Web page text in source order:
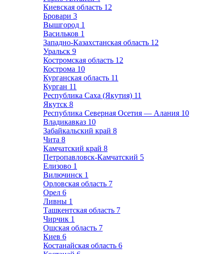
Киевская область 12
Бровари 3
Вышгород 1
Васильков 1
Западно-Казахстанская область 12
Уральск 9
Костромская область 12
Кострома 10
Курганская область 11
Курган 11
Республика Саха (Якутия) 11
Якутск 8
Республика Северная Осетия — Алания 10
Владикавказ 10
Забайкальский край 8
Чита 8
Камчатский край 8
Петропавловск-Камчатский 5
Елизово 1
Вилючинск 1
Орловская область 7
Орел 6
Ливны 1
Ташкентская область 7
Чирчик 1
Ошская область 7
Киев 6
Костанайская область 6